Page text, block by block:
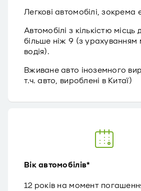
Легкові автомобілі, зокрема
Автомобілі з кількістю місць
більше ніж 9 (з урахуванням
водія).
Вживане авто іноземного
т.ч. авто, вироблені в Китаї)
Вік автомобілів*
12 років на момент